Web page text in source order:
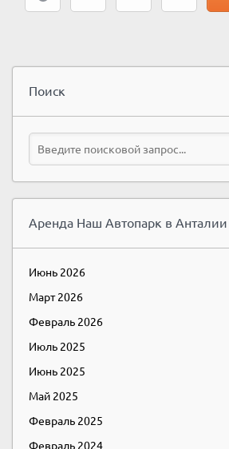
Поиск
Аренда Наш Автопарк в Анталии
Июнь 2026
Март 2026
Февраль 2026
Июль 2025
Июнь 2025
Май 2025
Февраль 2025
Февраль 2024